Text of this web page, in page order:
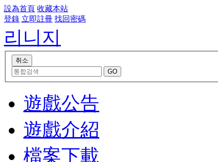
設為首頁 收藏本站
登錄 立即註冊 找回密碼
리니지
遊戲公告
遊戲介紹
檔案下載